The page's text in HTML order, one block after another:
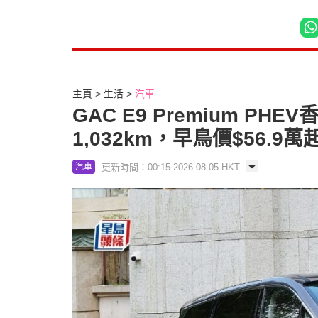
主頁 生活 汽車
GAC E9 Premium PHEV
1,032km，早鳥價$56.9萬
汽車 更新時間：00:15 2026-08-05 HKT